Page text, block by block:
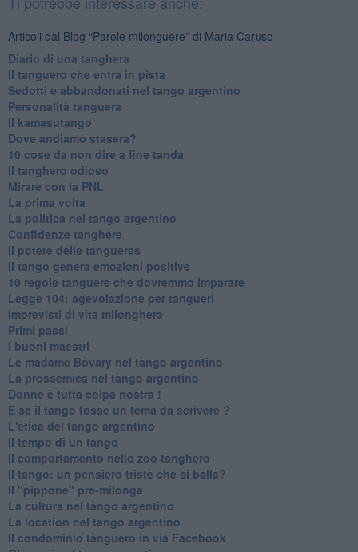
Articoli dal Blog “Parole milonguere” di Maria Caruso
Diario di una tanghera
Il tanguero che entra in pista
Sedotti e abbandonati nel tango argentino
Personalità tanguera
Il kamasutango
Dove andiamo stasera?
10 cose da non dire a fine tanda
Il tanghero odioso
Mirare con la PNL
La prima volta
La politica nel tango argentino
Confidenze tanghere
Il potere delle tangueras
Il tango genera emozioni positive
10 regole tanguere che dovremmo imparare
Legge 104: agevolazione per tangueri
Imprevisti di vita milonghera
Primi passi
I buoni maestri
Le madame Bovary nel tango argentino
La prossemica nel tango argentino
Donne è tutta colpa nostra !
E se il tango fosse un tema da scrivere ?
L'etica del tango argentino
Il tempo di un tango
Il comportamento nello zoo tanghero
Il tango: un pensiero triste che si balla?
Il "pippone" pre-milonga
La cultura nel tango argentino
La location nel tango argentino
Il condominio tanguero in via Facebook